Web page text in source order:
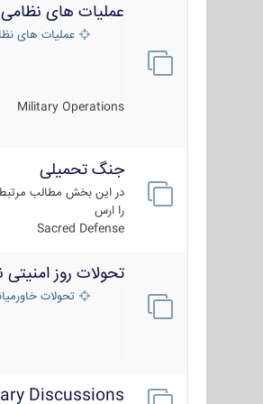
عملیات های نظامی
عملیات های
Military Operations
جنگ تحمیلی
در این بخش مطالب
را ارس
Sacred Defense
تحولات روز
تحولات
Discussions